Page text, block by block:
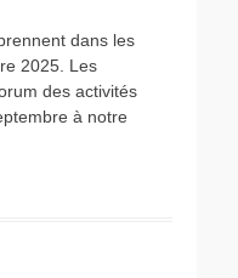
dans les
2025. Les
des activités
à notre